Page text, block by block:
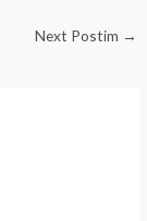
Next Postim →